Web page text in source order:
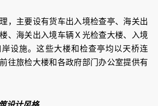
，主要设有货车出入境检查亭、海关出
、海关出入境车辆Ｘ光检查大楼、入境
设施。这些大楼和检查亭均以天桥连
往旅检大楼和各政府部门办公室提供有